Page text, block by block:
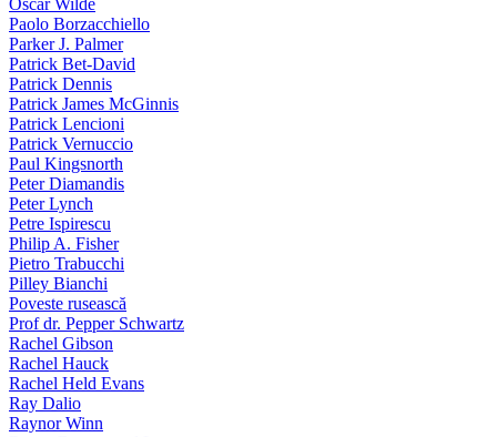
Oscar Wilde
Paolo Borzacchiello
Parker J. Palmer
Patrick Bet-David
Patrick Dennis
Patrick James McGinnis
Patrick Lencioni
Patrick Vernuccio
Paul Kingsnorth
Peter Diamandis
Peter Lynch
Petre Ispirescu
Philip A. Fisher
Pietro Trabucchi
Pilley Bianchi
Poveste rusească
Prof dr. Pepper Schwartz
Rachel Gibson
Rachel Hauck
Rachel Held Evans
Ray Dalio
Raynor Winn